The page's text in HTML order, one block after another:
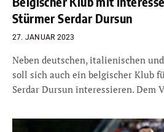
Stürmer Serdar Dursun
27. JANUAR 2023
Neben deutschen, italienischen
soll sich auch ein belgischer Klub
Serdar Dursun interessieren. Dem